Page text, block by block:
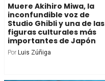
Muere Akihiro Miwa, la
inconfundible voz de
Studio Ghibli y una de las
figuras culturales más
importantes de Japón
Por Luis Zúñiga